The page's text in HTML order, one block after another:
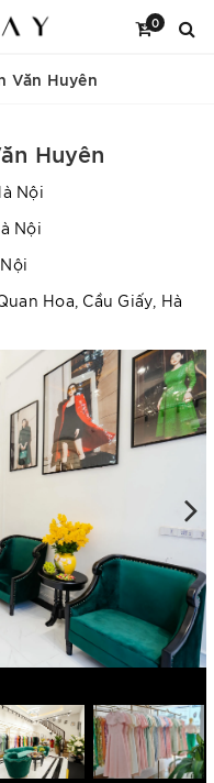
0
Văn Huyên
Huyên
Nội
Nội
Hoa, Cầu Giấy, Hà